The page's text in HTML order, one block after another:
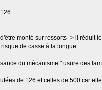
monté sur ressorts -> il réduit
de casse à la longue.
du mécanisme " usure des
de 126 et celles de 500 car